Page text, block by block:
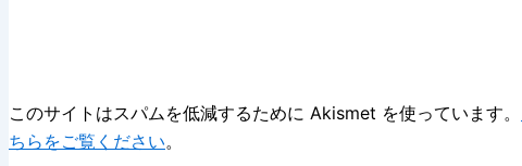
このサイトはスパムを低減するために Akismet を使っています。
ちらをご覧ください。